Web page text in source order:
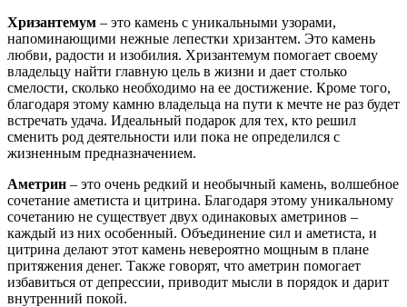
Хризантемум – это камень с уникальными узорами,
напоминающими нежные лепестки хризантем. Это камень
любви, радости и изобилия. Хризантемум помогает своему
владельцу найти главную цель в жизни и дает столько
смелости, сколько необходимо на ее достижение. Кроме того,
благодаря этому камню владельца на пути к мечте не раз будет
встречать удача. Идеальный подарок для тех, кто решил
сменить род деятельности или пока не определился с
жизненным предназначением.
Аметрин – это очень редкий и необычный камень, волшебное
сочетание аметиста и цитрина. Благодаря этому уникальному
сочетанию не существует двух одинаковых аметринов –
каждый из них особенный. Объединение сил и аметиста, и
цитрина делают этот камень невероятно мощным в плане
притяжения денег. Также говорят, что аметрин помогает
избавиться от депрессии, приводит мысли в порядок и дарит
внутренний покой.